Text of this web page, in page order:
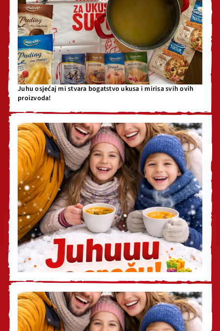
Juhu osjećaj mi stvara bogatstvo ukusa i mirisa svih ovih
proizvoda!